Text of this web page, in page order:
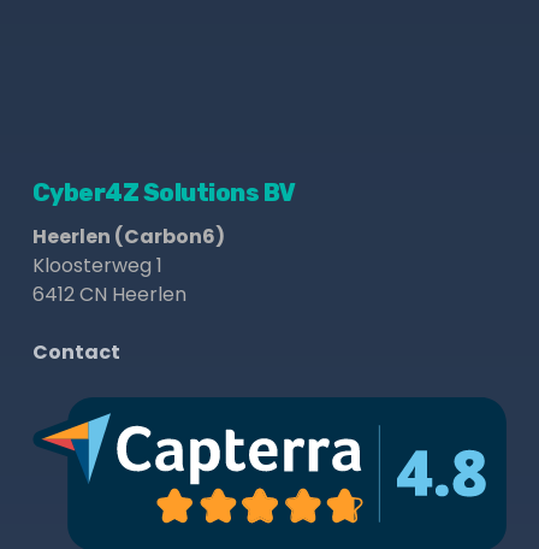
Cyber4Z Solutions BV
Heerlen (Carbon6)
Kloosterweg 1
6412 CN Heerlen
Contact